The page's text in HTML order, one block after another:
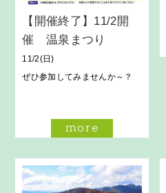
【開催終了】11/2開
催 温泉まつり
11/2(日)
ぜひ参加してみませんか～？
more